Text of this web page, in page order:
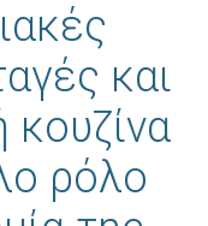
και
κουζίνα
ρόλο